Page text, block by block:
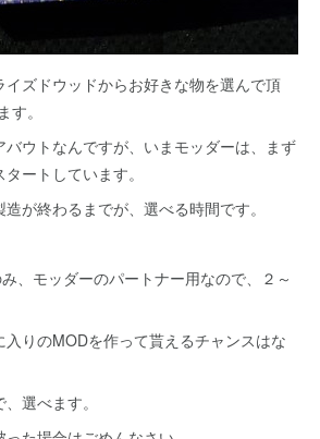
イズドウッドからお好きな物を選んで頂
す。
ウトなんですが、いまモッダーは、まず
ートしています。
が終わるまでが、選べる時間です。
、モッダーのパートナー用なので、２～
りのMODを作って貰えるチャンスはな
選べます。